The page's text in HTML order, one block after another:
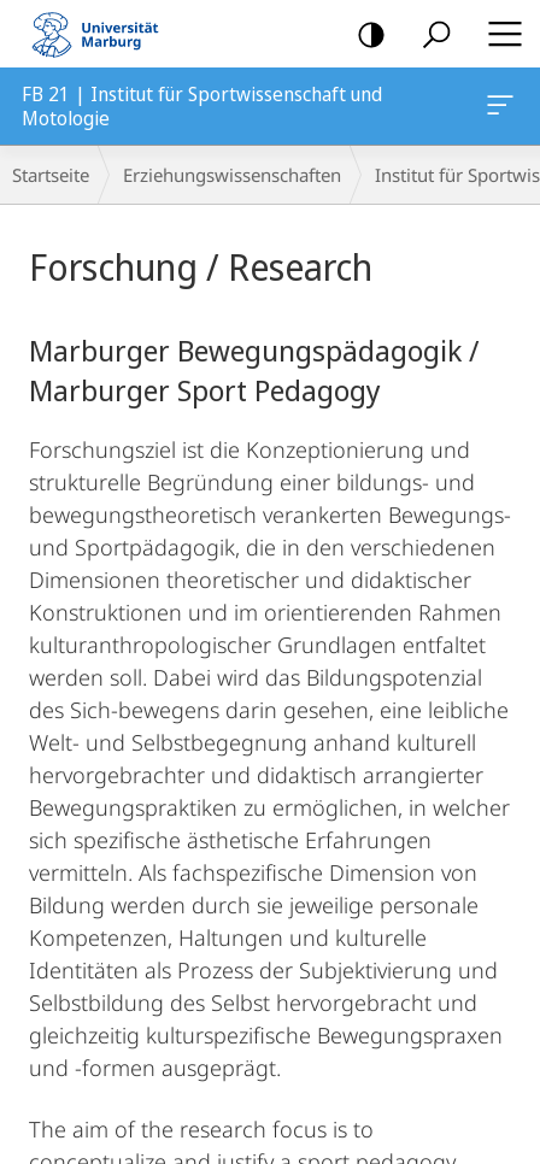
Mobile-
Navigation
FB 21 | Institut für Sportwissenschaft und
Motologie
Breadcrumb-
Navigation
Startseite Erziehungswissenschaften Institut für
Forschung / Research
Marburger Bewegungspädagogik /
Marburger Sport Pedagogy
Forschungsziel ist die Konzeptionierung und
strukturelle Begründung einer bildungs- und
bewegungstheoretisch verankerten Bewegungs-
und Sportpädagogik, die in den verschiedenen
Dimensionen theoretischer und didaktischer
Konstruktionen und im orientierenden Rahmen
kulturanthropologischer Grundlagen entfaltet
werden soll. Dabei wird das Bildungspotenzial
des Sich-bewegens darin gesehen, eine leibliche
Welt- und Selbstbegegnung anhand kulturell
hervorgebrachter und didaktisch arrangierter
Bewegungspraktiken zu ermöglichen, in welcher
sich spezifische ästhetische Erfahrungen
vermitteln. Als fachspezifische Dimension von
Bildung werden durch sie jeweilige personale
Kompetenzen, Haltungen und kulturelle
Identitäten als Prozess der Subjektivierung und
Selbstbildung des Selbst hervorgebracht und
gleichzeitig kulturspezifische Bewegungspraxen
und -formen ausgeprägt.
The aim of the research focus is to